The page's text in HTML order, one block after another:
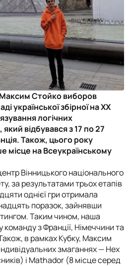
Стойко виборов
української збірної на ХХ
логічних
відбувався з 17 по 27
Також, цього року
місце на Всеукраїнському
Вінницького національного
за результатами трьох етапів
однієї гри отримала
поразок, зайнявши
Таким чином, наша
команду з Франції, Німеччини та
в рамках Кубку, Максим
змаганнях — Hex
і Mathador (8 місце серед